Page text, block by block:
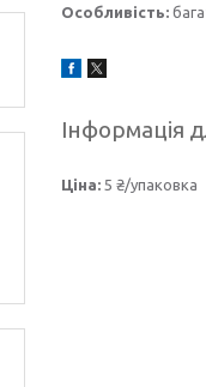
Особливість:
Інформація
Ціна: 5 ₴/упаковка